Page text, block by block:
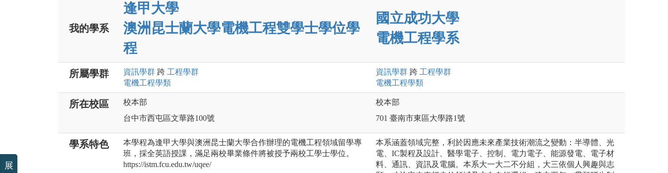
我的學系
逢甲大學
澳洲昆士蘭大學電機工程雙學士學位學
程
國立成功大學
電機工程學系
所屬學群 資訊學群 跨 工程學群
電機工程學類
資訊學群 跨 工程學群
電機工程學類
所在校區
校本部
台中市西屯區文華路100號
校本部
701 臺南市東區大學路1號
學系特色
本學程為逢甲大學與澳洲昆士蘭大學合作辦理的電機工程領域留學專
班，採全英語授課，滿足兩校畢業條件將被授予兩校工學士學位。
https://istm.fcu.edu.tw/uqee/
本系涵蓋領域完整，利於因應未來產業技術潮流之變動：半導體、光
電、IC製程及設計、醫學電子、控制、電力電子、能源發電、電子材
料、通訊、資訊及電腦。本系大一大二不分組，大三依個人興趣與志
展